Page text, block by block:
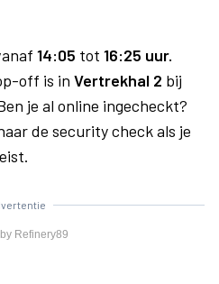
14:05 tot 16:25 uur.
off is in Vertrekhal 2 bij
je al online ingecheckt?
de security check als je
Refinery89